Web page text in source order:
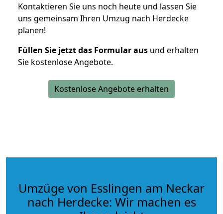
Kontaktieren Sie uns noch heute und lassen Sie
uns gemeinsam Ihren Umzug nach Herdecke
planen!
Füllen Sie jetzt das Formular aus und erhalten
Sie kostenlose Angebote.
Kostenlose Angebote erhalten
Umzüge von Esslingen am Neckar
nach Herdecke: Wir machen es